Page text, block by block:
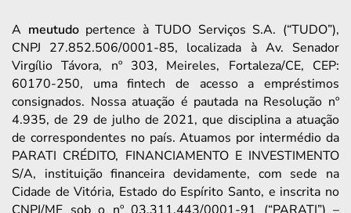
A meutudopertence à TUDO Serviços S.A. (“TUDO”),
CNPJ 27.852.506/0001-85, localizada à Av. Senador
Virgílio Távora, nº 303, Meireles, Fortaleza/CE, CEP:
60170-250, uma fintech de acesso a empréstimos
consignados. Nossa atuação é pautada na Resolução nº
4.935, de 29 de julho de 2021, que disciplina a atuação
de correspondentes no país. Atuamos por intermédio da
PARATI CRÉDITO, FINANCIAMENTO E INVESTIMENTO
S/A, instituição financeira devidamente, com sede na
Cidade de Vitória, Estado do Espírito Santo, e inscrita no